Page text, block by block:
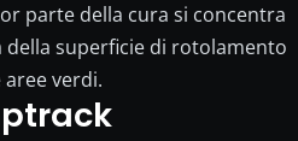
parte della cura si concentra
superficie di rotolamento
verdi.